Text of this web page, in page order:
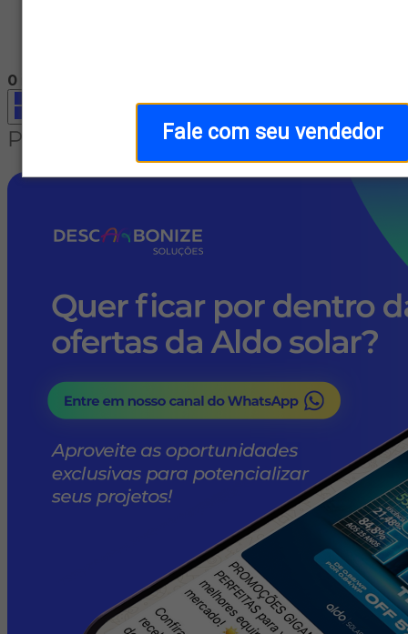
Fale com seu vendedor
0